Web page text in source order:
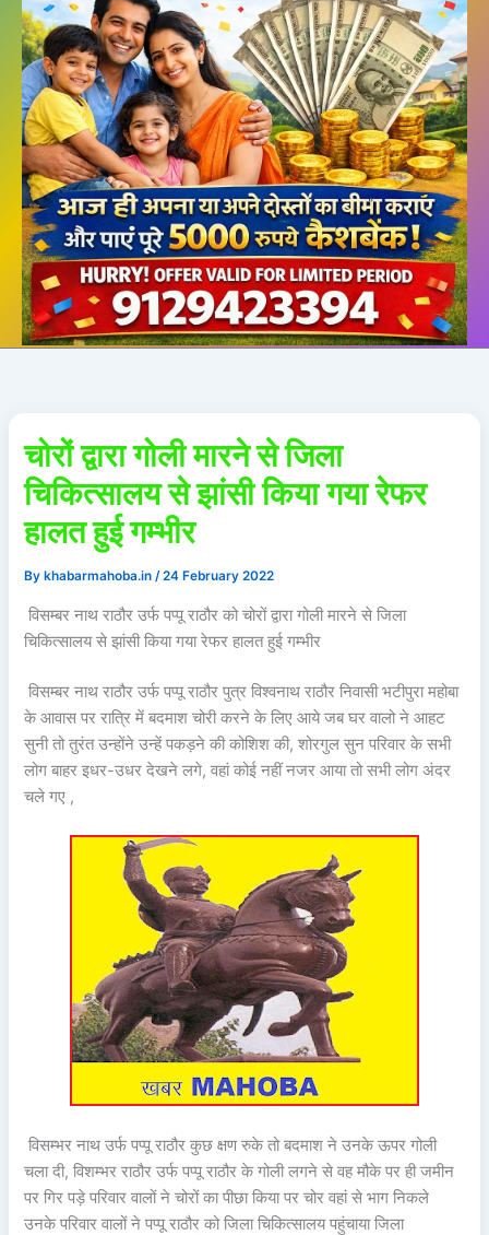
चोरों द्वारा गोली मारने से जिला
चिकित्सालय से झांसी किया गया रेफर
हालत हुई गम्भीर
By khabarmahoba.in/24 February 2022
विसम्बर नाथ राठौर उर्फ पप्पू राठौर को चोरों द्वारा गोली मारने से जिला
चिकित्सालय से झांसी किया गया रेफर हालत हुई गम्भीर
विसम्बर नाथ राठौर उर्फ पप्पू राठौर पुत्र विश्वनाथ राठौर निवासी भटीपुरा महोबा
के आवास पर रात्रि में बदमाश चोरी करने के लिए आये जब घर वालो ने आहट
सुनी तो तुरंत उन्होंने उन्हें पकड़ने की कोशिश की, शोरगुल सुन परिवार के सभी
लोग बाहर इधर-उधर देखने लगे, वहां कोई नहीं नजर आया तो सभी लोग अंदर
चले गए ,
विसम्भर नाथ उर्फ पप्पू राठौर कुछ क्षण रुके तो बदमाश ने उनके ऊपर गोली
चला दी, विशम्भर राठौर उर्फ पप्पू राठौर के गोली लगने से वह मौके पर ही जमीन
पर गिर पड़े परिवार वालों ने चोरों का पीछा किया पर चोर वहां से भाग निकले
उनके परिवार वालों ने पप्पू राठौर को जिला चिकित्सालय पहुंचाया जिला